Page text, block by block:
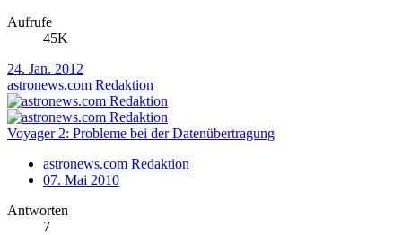
Aufrufe
45K
24. Jan. 2012
astronews.com Redaktion
Voyager 2: Probleme bei der Datenübertragung
astronews.com Redaktion
07. Mai 2010
Antworten
7